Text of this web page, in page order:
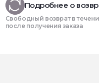
Подробнее о
Свободный возврат в
после получения заказа